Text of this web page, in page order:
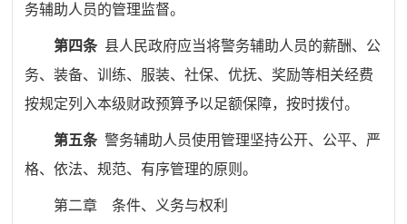
务辅助人员的管理监督。
第四条 县人民政府应当将警务辅助人员的薪酬、公
务、装备、训练、服装、社保、优抚、奖励等相关经费
按规定列入本级财政预算予以足额保障，按时拨付。
第五条 警务辅助人员使用管理坚持公开、公平、严
格、依法、规范、有序管理的原则。
第二章 条件、义务与权利